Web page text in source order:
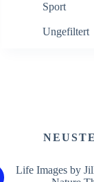
Sport
Ungefiltert
Life Images by